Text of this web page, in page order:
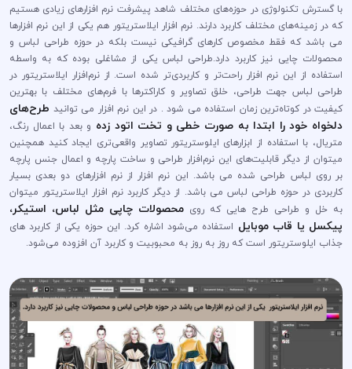
با گسترش تکنولوژی در حوزه‌های مختلف شاهد پیشرفت نرم افزارهای زیادی هستیم
که در زمینه‌های مختلف کاربرد دارند. نرم افزار ایلاستریتور هم یکی از این نرم افزارها
می باشد که فقط مخصوص کارهای گرافیکی نیست بلکه در حوزه طراحی لباس و
محصولات چایی نیز کاربرد دارد.طراحی لباس یکی از مشاغلی بوده که به واسطه
استفاده از این نرم افزار راحت‌تر و کاربردی‌تر شده است. از نرم‌افزار ایلاستریتور در
طراحی لباس جهت طراحی، خلق تصاویر و کاراکترها با فرم‌های مختلف با بهترین
کیفیت در کوتاه‌ترین زمان استفاده می شود . در این نرم افزار می توانید طرح‌های
دلخواه خود را ابتدا به صورت خطی و تخت اتود زده و بعد با اعمال رنگ،
متریال، با استفاده از ابزار‌های ایلوستریتور تصاویر واقعی‌تری ایجاد کنید همچنین
میتوان از دیگر قابلیت‌های این نرم‌افزار طراحی و ساخت پارچه و اعمال جنس پارچه
بر روی لباس طراحی شده می باشد. این نرم افزار از نرم افزارهای دو بعدی بسیار
کاربردی در حوزه طراحی لباس می باشد. از دیگر کاربرد نرم افزار ایلاستریتور میتوان
به خل و طراحی طرح هایی که روی محصولات چاپی مثل لباس، استیکر،
پیکسل یا قاب موبایل استفاده می‌شود اشاره کرد. این حوزه یکی از کاربرد های
جذاب ایلوستریتور است که روز به روز به محبوبیت و کاربرد آن افزوده می‌شود.